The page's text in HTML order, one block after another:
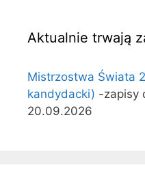
Aktualnie trwają
Mistrzostwa Świata
kandydacki) -zapisy
20.09.2026